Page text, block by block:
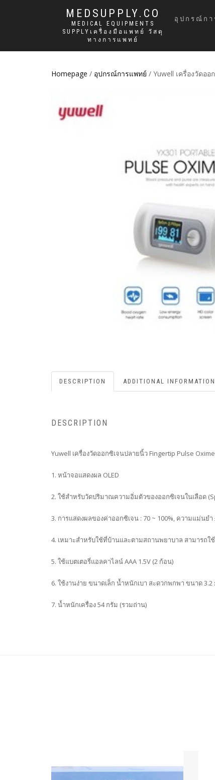
MEDSUPPLY.CO
MEDICAL EQUIPMENTS
SUPPLYเครื่องมือแพทย์ วัสดุ
ทางการแพทย์
อุปกรณ์กา
Homepage / อุปกรณ์การแพทย์ / Yuwell เครื่องวัดอ
DESCRIPTION ADDITIONAL INFORMATION
DESCRIPTION
Yuwell เครื่องวัดออกซิเจนปลายนิ้ว Fingertip Pulse
1. หน้าจอแสดงผล OLED
2. ใช้สำหรับวัดปริมาณความอิ่มตัวของออกซิเจนในเลือด
3. การแสดงผลของค่าออกซิเจน : 70 ~ 100%, ความแม่น
4. เหมาะสำหรับใช้ที่บ้านและตามสถานพยาบาล สามารถใ
5. ใช้แบตเตอรี่แอลคาไลน์ AAA 1.5V (2 ก้อน)
6. ใช้งานง่าย ขนาดเล็ก น้ำหนักเบา สะดวกพกพา ขนาด 3.2
7. น้ำหนักเครื่อง 54 กรัม (รวมถ่าน)